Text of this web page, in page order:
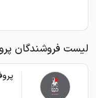
لیست فروشندگان